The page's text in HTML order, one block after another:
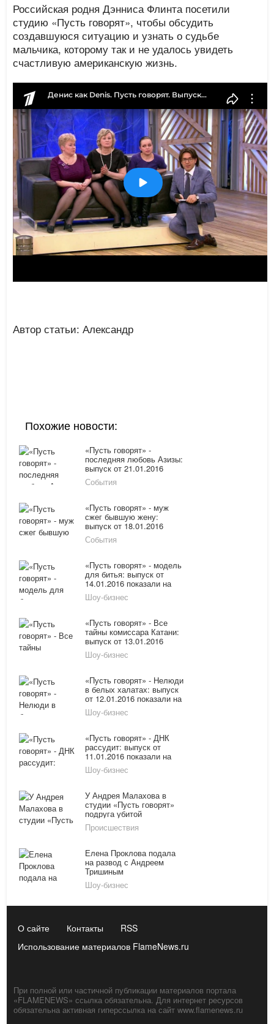
Российская родня Дэнниса Флинта посетили
студию «Пусть говорят», чтобы обсудить
создавшуюся ситуацию и узнать о судьбе
мальчика, которому так и не удалось увидеть
счастливую американскую жизнь.
Автор статьи: Александр
Похожие новости:
«Пусть говорят» -
последняя любовь Азизы:
выпуск от 21.01.2016
показали на Первом
канале онлайн
События
«Пусть говорят» - муж
сжег бывшую жену:
выпуск от 18.01.2016
показали на Первом
канале онлайн
События
«Пусть говорят» - модель
для битья: выпуск от
14.01.2016 показали на
Первом канале онлайн
Шоу-бизнес
«Пусть говорят» - Все
тайны комиссара Катани:
выпуск от 13.01.2016
показали на Первом
канале онлайн
Шоу-бизнес
«Пусть говорят» - Нелюди
в белых халатах: выпуск
от 12.01.2016 показали на
Первом канале онлайн
Шоу-бизнес
«Пусть говорят» - ДНК
рассудит: выпуск от
11.01.2016 показали на
Первом канале онлайн
Шоу-бизнес
У Андрея Малахова в
студии «Пусть говорят»
подруга убитой
московскими
полицейскими расскажет
Происшествия
Елена Проклова подала
на развод с Андреем
Тришиным
Шоу-бизнес
О сайте Контакты
RSS
Использование материалов FlameNews.ru
При полной или частичной публикации материалов портала
«FLAMENEWS» ссылка обязательна. Для интернет ресурсов
обязательна активная гиперссылка на сайт www.flamenews.ru